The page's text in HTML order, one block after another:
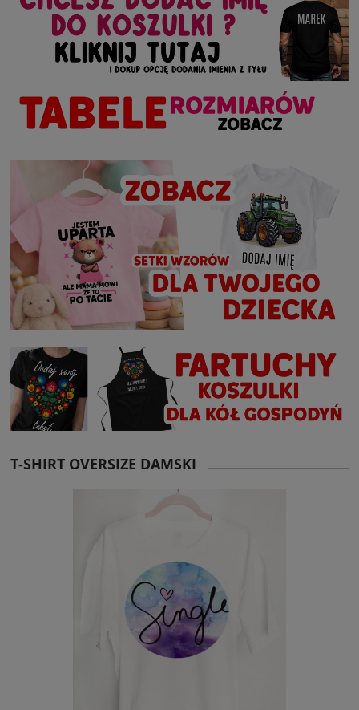
T-SHIRT OVERSIZE DAMSKI